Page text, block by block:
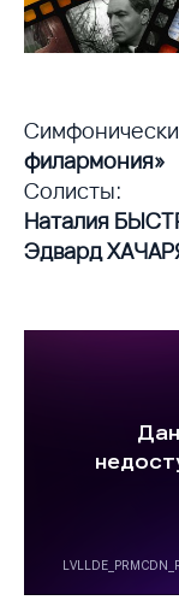
филармония»
Солисты:
Наталия
Эдвард